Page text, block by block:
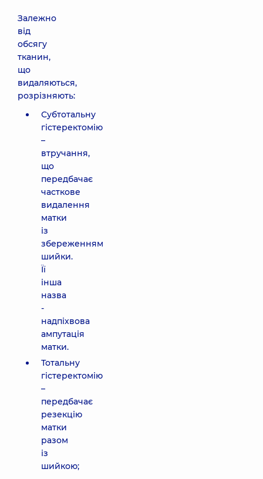
Залежно
від
обсягу
тканин,
що
видаляються,
розрізняють:
Субтотальну
гістеректомію
–
втручання,
що
передбачає
часткове
видалення
матки
із
збереженням
шийки.
Її
інша
назва
-
надпіхвова
ампутація
матки.
Тотальну
гістеректомію
–
передбачає
резекцію
матки
разом
із
шийкою;